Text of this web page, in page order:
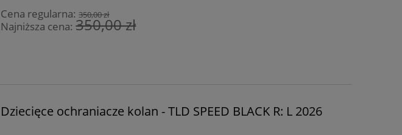
Cena regularna:350,00 zł
Najniższa cena:350,00 zł
Dziecięce ochraniacze kolan - TLD SPEED BLACK R: L 2026